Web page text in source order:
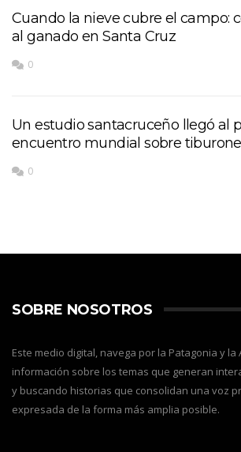
Cuando la nieve cubre el campo:
al ganado en Santa Cruz
0
Un estudio santacruceño llegó al
encuentro mundial sobre
0
SOBRE NOSOTROS
Este medio digital, navega por la Patagonia y
información sobre los temas que generan
y buscando historias que consolidan una voz
expresada de la forma más amplia posible.